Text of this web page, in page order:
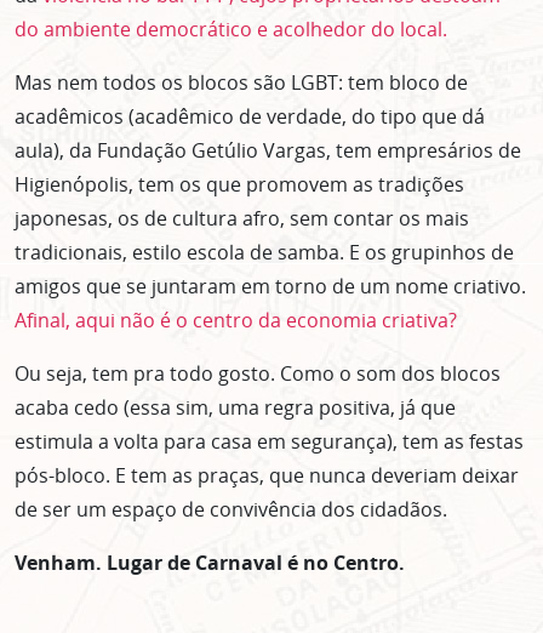
do ambiente democrático e acolhedor do local.
Mas nem todos os blocos são LGBT: tem bloco de
acadêmicos (acadêmico de verdade, do tipo que dá
aula), da Fundação Getúlio Vargas, tem empresários de
Higienópolis, tem os que promovem as tradições
japonesas, os de cultura afro, sem contar os mais
tradicionais, estilo escola de samba. E os grupinhos de
amigos que se juntaram em torno de um nome criativo.
Afinal, aqui não é o centro da economia criativa?
Ou seja, tem pra todo gosto. Como o som dos blocos
acaba cedo (essa sim, uma regra positiva, já que
estimula a volta para casa em segurança), tem as festas
pós-bloco. E tem as praças, que nunca deveriam deixar
de ser um espaço de convivência dos cidadãos.
Venham. Lugar de Carnaval é no Centro.